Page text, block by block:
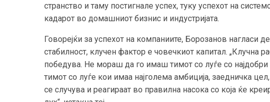
странство и таму постигнале успех, туку успехот на
кадарот во домашниот бизнис и индустријата.
Говорејќи за успехот на компаниите, Борозанов нагласи
стабилност, клучен фактор е човечкиот капитал. „Клучна
победува. Не мораш да го имаш тимот со луѓе со
тимот со луѓе кои имаа најголема амбиција, заедничка
се случува и реагираат во правилна насока со која ќе